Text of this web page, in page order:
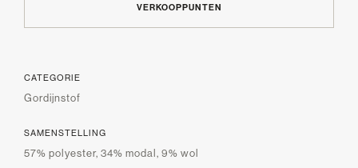
VERKOOPPUNTEN
CATEGORIE
Gordijnstof
SAMENSTELLING
57% polyester, 34% modal, 9% wol